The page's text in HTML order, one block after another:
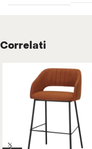
Correlati